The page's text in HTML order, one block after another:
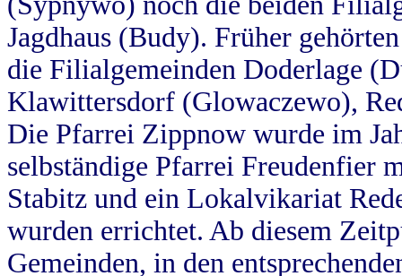
Jagdhaus (Budy). Früher
die Filialgemeinden Doderlage
Klawittersdorf (Glowaczewo),
Die Pfarrei Zippnow wurde im
selbständige Pfarrei Freudenfier
Stabitz und ein Lokalvikariat
wurden errichtet. Ab diesem
Gemeinden, in den